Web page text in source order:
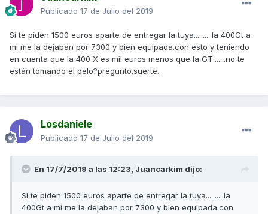
Publicado 17 de Julio del 2019
Si te piden 1500 euros aparte de entregar la tuya..........la 400Gt a
mi me la dejaban por 7300 y bien equipada.con esto y teniendo
en cuenta que la 400 X es mil euros menos que la GT.......no te
están tomando el pelo?pregunto.suerte.
Losdaniele
Publicado 17 de Julio del 2019
En 17/7/2019 a las 12:23, Juancarkim dijo:
Si te piden 1500 euros aparte de entregar la tuya..........la
400Gt a mi me la dejaban por 7300 y bien equipada.con